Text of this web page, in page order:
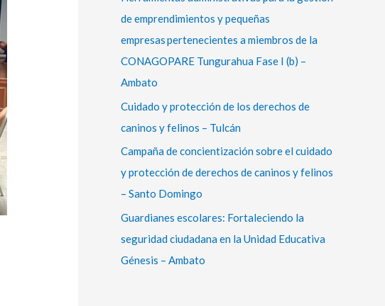
de emprendimientos y pequeñas
empresas pertenecientes a miembros de la
CONAGOPARE Tungurahua Fase I (b) –
Ambato
Cuidado y protección de los derechos de
caninos y felinos – Tulcán
Campaña de concientización sobre el cuidado
y protección de derechos de caninos y felinos
– Santo Domingo
Guardianes escolares: Fortaleciendo la
seguridad ciudadana en la Unidad Educativa
Génesis – Ambato